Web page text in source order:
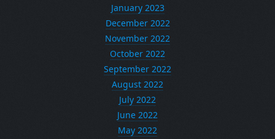
January 2023
December 2022
November 2022
October 2022
September 2022
August 2022
July 2022
June 2022
May 2022